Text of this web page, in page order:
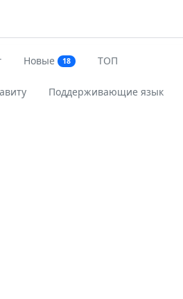
Новые 18 ТОП
Поддерживающие язык